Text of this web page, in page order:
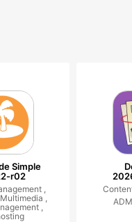
Simple
r02
,
Multimedia ,
,